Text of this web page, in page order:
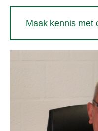
Maak kennis met